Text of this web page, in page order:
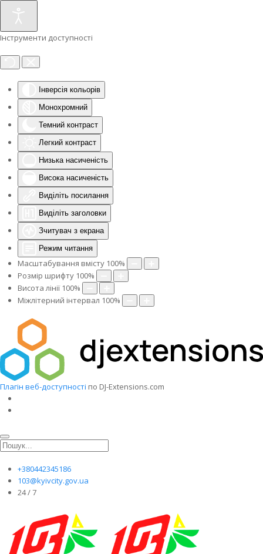
Інструменти доступності
Інверсія кольорів
Монохромний
Темний контраст
Легкий контраст
Низька насиченість
Висока насиченість
Виділіть посилання
Виділіть заголовки
Зчитувач з екрана
Режим читання
Масштабування вмісту 100%
Розмір шрифту 100%
Висота лінії 100%
Міжлітерний інтервал 100%
Плагін веб-доступності по DJ-Extensions.com
+380442345186
103@kyivcity.gov.ua
24 / 7